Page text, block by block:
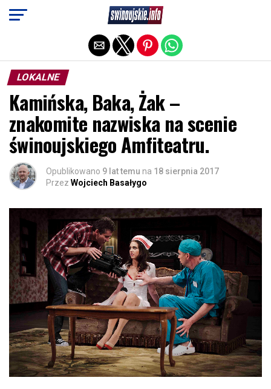
LOKALNE
Kamińska, Baka, Żak –
znakomite nazwiska na scenie
świnoujskiego Amfiteatru.
Opublikowano 9 lat temu na 18 sierpnia 2017
Przez Wojciech Basałygo
Exit mobile version